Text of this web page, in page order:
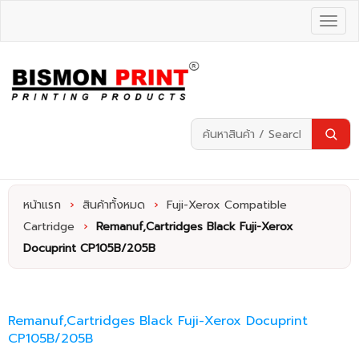
หน้าแรก › สินค้าทั้งหมด › Fuji-Xerox Compatible
Cartridge
› Remanuf,Cartridges Black Fuji-Xerox
Docuprint CP105B/205B
Remanuf,Cartridges Black Fuji-Xerox Docuprint
CP105B/205B